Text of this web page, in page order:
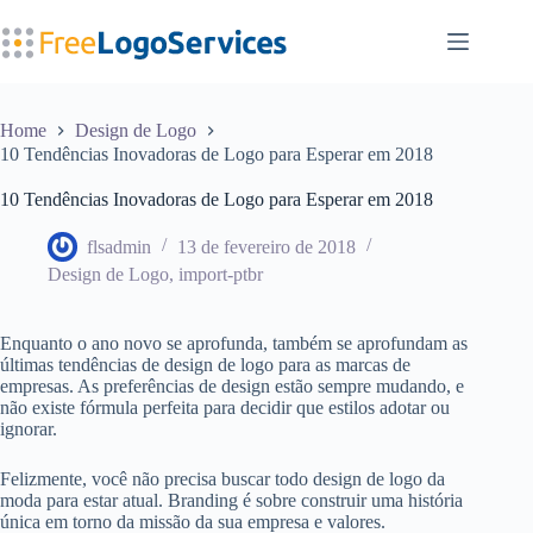
para
o
Home
Design de Logo
10 Tendências Inovadoras de Logo para Esperar em 2018
10 Tendências Inovadoras de Logo para Esperar em 2018
flsadmin
13 de fevereiro de 2018
Design de Logo, import-ptbr
Enquanto o ano novo se aprofunda, também se aprofundam as
últimas tendências de design de logo para as marcas de
empresas. As preferências de design estão sempre mudando, e
não existe fórmula perfeita para decidir que estilos adotar ou
ignorar.
Felizmente, você não precisa buscar todo design de logo da
moda para estar atual. Branding é sobre construir uma história
única em torno da missão da sua empresa e valores.